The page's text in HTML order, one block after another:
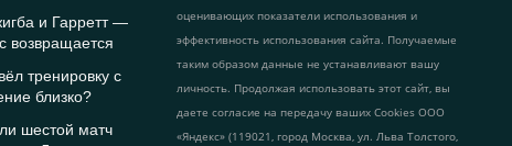
и Гарретт —
возвращается
тренировку с
близко?
шестой матч
оценивающих показатели использования и
эффективность использования сайта. Получаемые
таким образом данные не устанавливают вашу
личность. Продолжая использовать этот сайт, вы
даете согласие на передачу ваших Cookies ООО
«Яндекс» (119021, город Москва, ул. Льва Толстого,